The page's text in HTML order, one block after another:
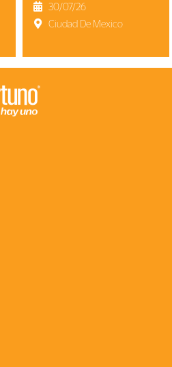
30/07/26
Ciudad De Mexico